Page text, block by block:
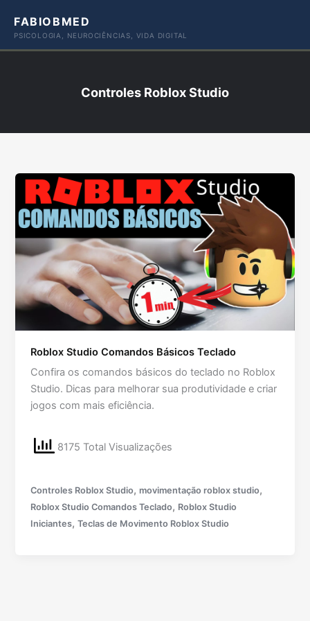
paraFABIOBMED
PSICOLOGIA, NEUROCIÊNCIAS, VIDA DIGITAL
Controles Roblox Studio
Roblox Studio Comandos Básicos Teclado
Confira os comandos básicos do teclado no Roblox
Studio. Dicas para melhorar sua produtividade e criar
jogos com mais eficiência.
8175 Total Visualizações
Controles Roblox Studio,movimentação roblox studio,
Roblox Studio Comandos Teclado, Roblox Studio
Iniciantes,Teclas de Movimento Roblox Studio